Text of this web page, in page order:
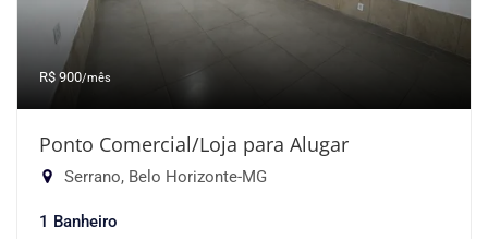
R$ 900/mês
Ponto Comercial/Loja para Alugar
Serrano, Belo Horizonte-MG
1 Banheiro